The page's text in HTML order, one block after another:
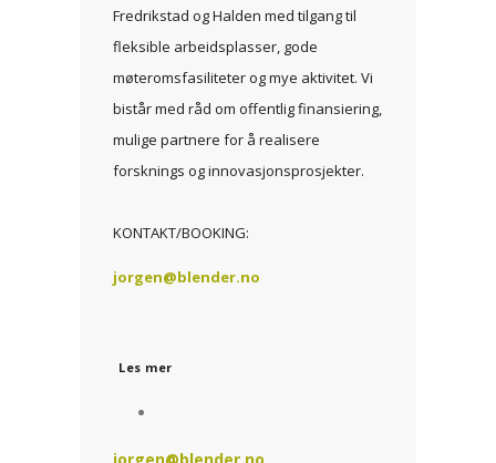
Fredrikstad og Halden med tilgang til
fleksible arbeidsplasser, gode
møteromsfasiliteter og mye aktivitet. Vi
bistår med råd om offentlig finansiering,
mulige partnere for å realisere
forsknings og innovasjonsprosjekter.
KONTAKT/BOOKING:
jorgen@blender.no
Les mer